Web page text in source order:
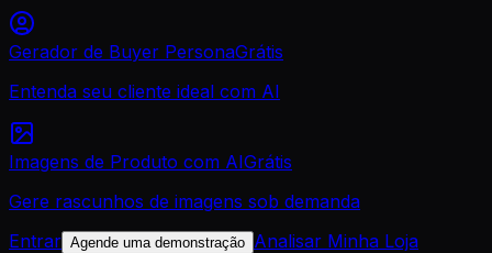
Gerador de Buyer PersonaGrátis
Entenda seu cliente ideal com AI
Imagens de Produto com AIGrátis
Gere rascunhos de imagens sob demanda
Entrar Agende uma demonstração Analisar Minha Loja